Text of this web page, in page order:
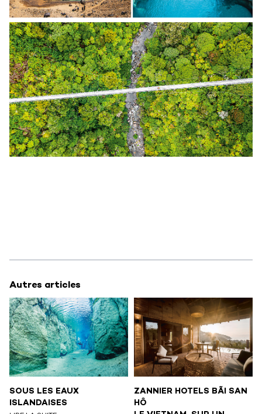
Autres articles
SOUS LES EAUX
ISLANDAISES
ZANNIER HOTELS BÃI SAN
HÔ